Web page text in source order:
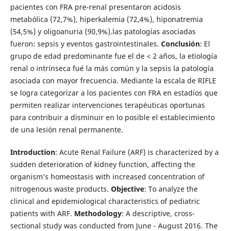
pacientes con FRA pre-renal presentaron acidosis
metabólica (72,7%), hiperkalemia (72,4%), hiponatremia
(54,5%) y oligoanuria (90,9%).las patologías asociadas
fueron: sepsis y eventos gastrointestinales. Conclusión: El
grupo de edad predominante fue el de < 2 años, la etiología
renal o intrínseca fué la más común y la sepsis la patología
asociada con mayor frecuencia. Mediante la escala de RIFLE
se logra categorizar a los pacientes con FRA en estadíos que
permiten realizar intervenciones terapéuticas oportunas
para contribuir a disminuir en lo posible el establecimiento
de una lesión renal permanente.
Introduction: Acute Renal Failure (ARF) is characterized by a
sudden deterioration of kidney function, affecting the
organism’s homeostasis with increased concentration of
nitrogenous waste products. Objective: To analyze the
clinical and epidemiological characteristics of pediatric
patients with ARF. Methodology: A descriptive, cross-
sectional study was conducted from June - August 2016. The